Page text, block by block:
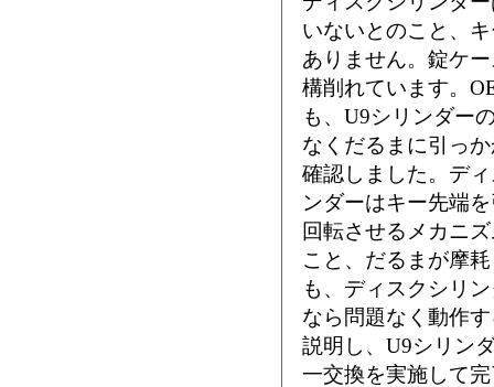
いないとのこと、
ありません。錠ケ
構削れています。
も、U9シリンダー
なくだるまに引っ
確認しました。 デ
ンダーはキー先端
回転させるメカニ
こと、だるまが摩
も、ディスクシリ
なら問題なく動作
説明し、U9シリン
一交換を実施して